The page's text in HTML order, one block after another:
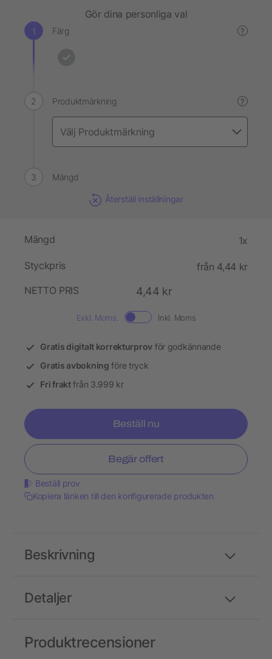
Gör dina personliga val
Färg ?
Produktmärkning ?
Mängd
Återställ inställningar
Mängd 1x
Styckpris
från 4,44 kr
NETTO PRIS
4,44 kr
Exkl. Moms. Inkl. Moms
Gratis digitalt korrekturprov för godkännande
Gratis avbokning före tryck
Fri fraktfrån 3.999 kr
Beställ nu
Begär offert
Beställ prov
Kopiera länken till den konfigurerade produkten
Detaljer
Beskrivning
Produktrecensioner